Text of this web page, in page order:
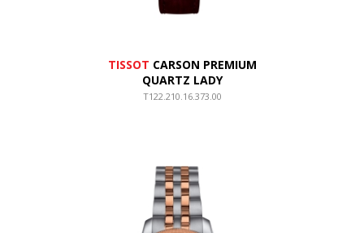
TISSOT CARSON PREMIUM
QUARTZ LADY
T122.210.16.373.00